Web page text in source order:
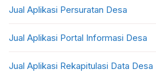
Jual Aplikasi Persuratan Desa
Jual Aplikasi Portal Informasi Desa
Jual Aplikasi Rekapitulasi Data Desa